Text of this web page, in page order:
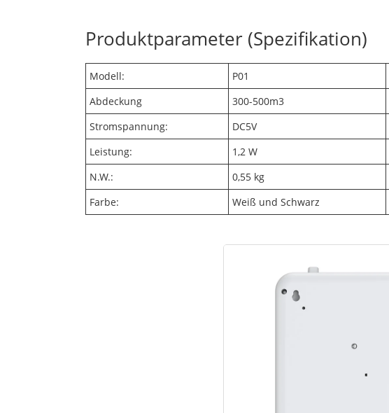
Produktparameter (Spezifikation)
Modell: P01
Abdeckung
300-500m3
Stromspannung:
DC5V
Leistung:
1,2 W
N.W.:
0,55 kg
Farbe:
Weiß und Schwarz